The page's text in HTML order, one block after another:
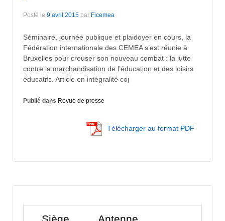
Posté le 9 avril 2015 par Ficemea
Séminaire, journée publique et plaidoyer en cours, la
Fédération internationale des CEMEA s’est réunie à
Bruxelles pour creuser son nouveau combat : la lutte
contre la marchandisation de l’éducation et des loisirs
éducatifs. Article en intégralité coj
Publié dans Revue de presse
Télécharger au format PDF